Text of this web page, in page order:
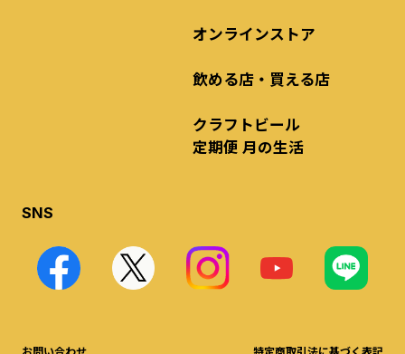
オンラインストア
飲める店・買える店
クラフトビール
定期便 月の生活
SNS
お問い合わせ 特定商取引法に基づく表記